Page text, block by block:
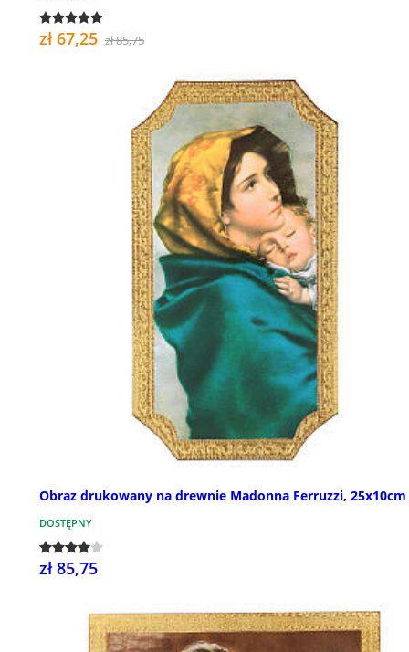
zł 67,25 zł 85,75
Obraz drukowany na drewnie Madonna Ferruzzi, 25x10cm
DOSTĘPNY
zł 85,75